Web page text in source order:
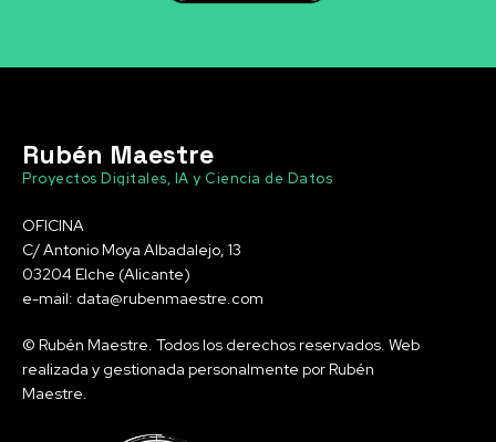
Rubén Maestre
Proyectos Digitales, IA y Ciencia de Datos
OFICINA
C/ Antonio Moya Albadalejo, 13
03204 Elche (Alicante)
e-mail: data@rubenmaestre.com
© Rubén Maestre. Todos los derechos reservados. Web
realizada y gestionada personalmente por Rubén
Maestre.